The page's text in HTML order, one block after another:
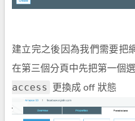
建立完之後因為我們需要把
在第三個分頁中先把第一個
access
更換成 off 狀態